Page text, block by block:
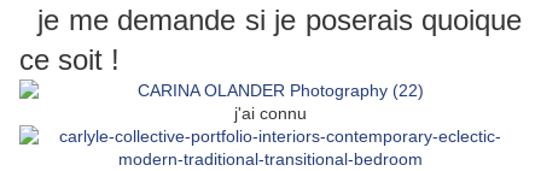
je me demande si je poserais quoique
ce soit !
j'ai connu